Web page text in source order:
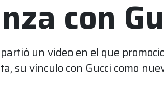
con
un video en el que
su vínculo con Gucci como